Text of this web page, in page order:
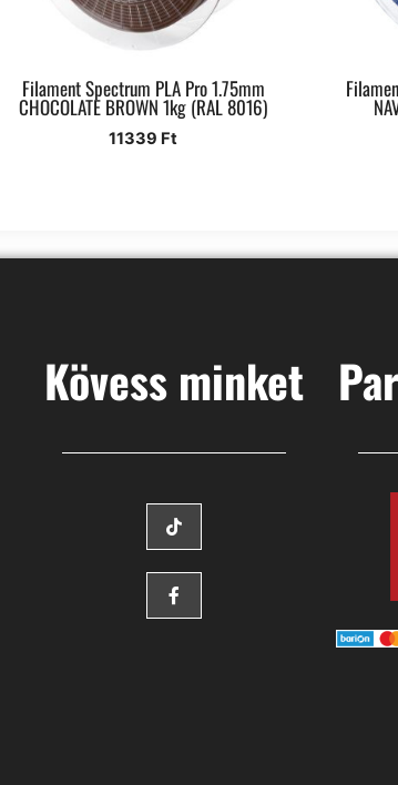
Filament Spectrum PLA Pro 1.75mm
CHOCOLATE BROWN 1kg (RAL 8016)
11339 Ft
Kövess minket